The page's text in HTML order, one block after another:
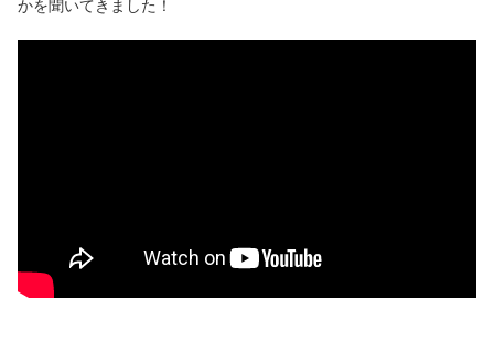
かを聞いてきました！